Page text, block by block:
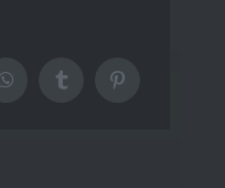
WhatsAppTumblrPinterest